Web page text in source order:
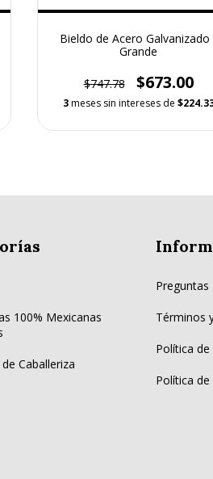
Bieldo de Acero Galvanizado
Grande
$747.78 $673.00
3 meses sin intereses de
100% Mexicanas
Caballeriza
Preguntas
Términos
Política de
Política